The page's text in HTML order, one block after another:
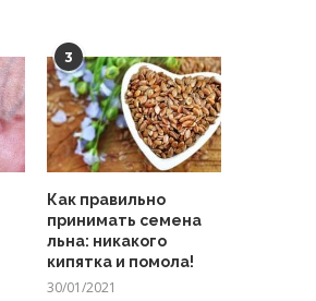
3
Как правильно
принимать семена
льна: никакого
кипятка и помола!
30/01/2021